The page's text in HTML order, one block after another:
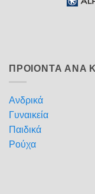
ΠΡΟΙΟΝΤΑ ΑΝΑ
Ανδρικά
Γυναικεία
Παιδικά
Ρούχα